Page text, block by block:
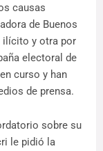
causas
de Buenos
ilícito y otra por
electoral de
curso y han
de prensa.
sobre su
le pidió la